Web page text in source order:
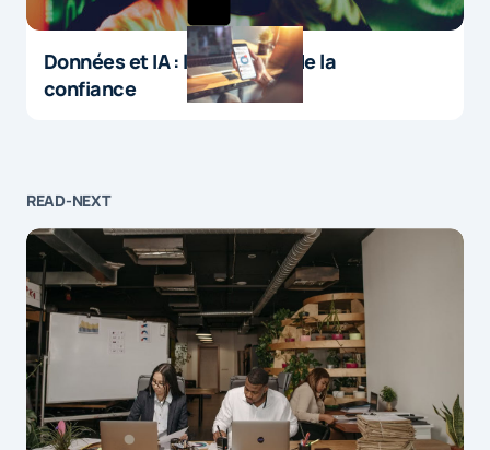
Données et IA : le paradoxe de la
confiance
READ-NEXT